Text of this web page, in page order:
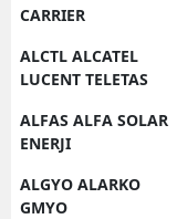
CARRIER
ALCTL ALCATEL
LUCENT TELETAS
ALFAS ALFA SOLAR
ENERJI
ALGYO ALARKO
GMYO